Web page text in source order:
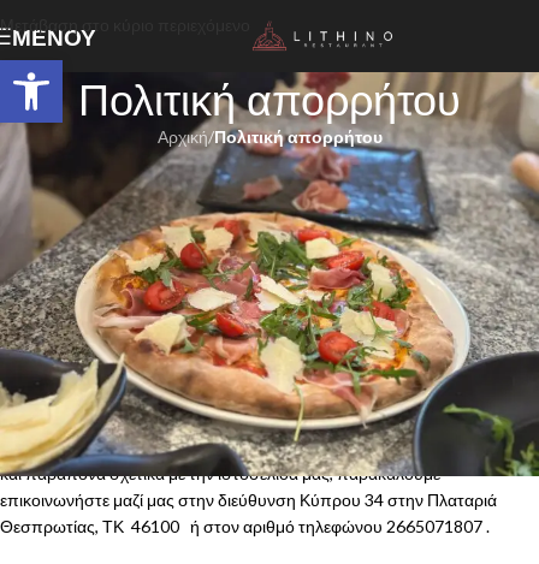
Ανοίξτε τη γραμμή εργαλείων
Μετάβαση στο κύριο περιεχόμενο
ΜΕΝΟΎ
Πολιτική απορρήτου
Αρχική/Πολιτική απορρήτου
Ιδιοκτήτης και φορέας εκμετάλλευσης αυτής της ιστοσελίδας είναι η
εταιρία ΚΑΡΑΛΗ ΒΙΚΤΩΤΙΑ »
, η οποία εκπροσωπείται νόμιμα από
τοlithinorestaurant.gr. Η έδρα της εταιρίας μας βρίσκεται στη
διεύθυνση: ΠΛΑΤΑΡΙΑ στην Πλαταριά Θεσπρωτίας, ΤΚ 46100 , ΑΦΜ
035373180, ΔΟΥ Ηγουμενίτσας
1. Εισαγωγή
Για οποιαδήποτε ερώτηση, απορία, ή διευκρίνιση σχετικά με αυτούς
τους όρους και τις προϋποθέσεις της παρούσας σύμβασης, ή για σχόλια
και παράπονα σχετικά με την ιστοσελίδα μας, παρακαλούμε
επικοινωνήστε μαζί μας στην διεύθυνση Κύπρου 34 στην Πλαταριά
Θεσπρωτίας, ΤΚ 46100 ή στον αριθμό τηλεφώνου 2665071807 .